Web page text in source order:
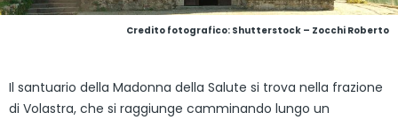
Credito fotografico: Shutterstock – Zocchi Roberto
Il santuario della Madonna della Salute si trova nella frazione
di Volastra, che si raggiunge camminando lungo un